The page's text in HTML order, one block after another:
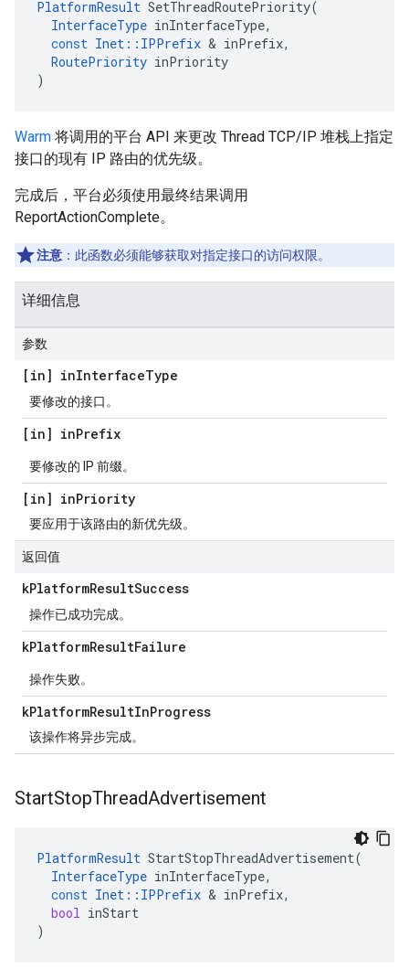
PlatformResult SetThreadRoutePriority(
InterfaceType inInterfaceType,
const Inet :: IPPrefix & inPrefix,
RoutePriority inPriority
)
Warm 将调用的平台 API 来更改 Thread TCP/IP 堆栈上指定
接口的现有 IP 路由的优先级。
完成后，平台必须使用最终结果调用
ReportActionComplete。
注意 ：此函数必须能够获取对指定接口的访问权限。
详细信息
参数
[in] inInterfaceType
要修改的接口。
[in] inPrefix
要修改的 IP 前缀。
[in] inPriority
要应用于该路由的新优先级。
返回值
kPlatformResultSuccess
操作已成功完成。
kPlatformResultFailure
操作失败。
kPlatformResultInProgress
该操作将异步完成。
StartStopThreadAdvertisement
PlatformResult StartStopThreadAdvertisement(
InterfaceType inInterfaceType,
const Inet :: IPPrefix & inPrefix,
bool inStart
)